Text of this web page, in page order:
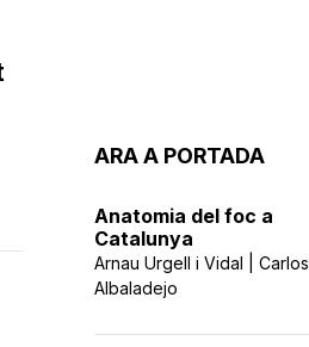
ARA A PORTADA
Anatomia del foc a
Catalunya
Arnau Urgell i Vidal | Carlos
Albaladejo